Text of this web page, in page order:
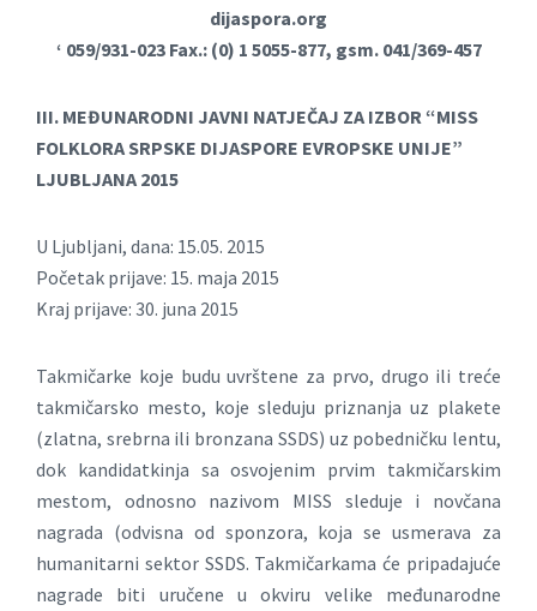
dijaspora.org
‘ 059/931-023 Fax.: (0) 1 5055-877, gsm. 041/369-457
III. MEĐUNARODNI JAVNI NATJEČAJ ZA IZBOR “MISS
FOLKLORA SRPSKE DIJASPORE EVROPSKE UNIJE”
LJUBLJANA 2015
U Ljubljani, dana: 15.05. 2015
Početak prijave: 15. maja 2015
Kraj prijave: 30. juna 2015
Takmičarke koje budu uvrštene za prvo, drugo ili treće
takmičarsko mesto, koje sleduju priznanja uz plakete
(zlatna, srebrna ili bronzana SSDS) uz pobedničku lentu,
dok kandidatkinja sa osvojenim prvim takmičarskim
mestom, odnosno nazivom MISS sleduje i novčana
nagrada (odvisna od sponzora, koja se usmerava za
humanitarni sektor SSDS. Takmičarkama će pripadajuće
nagrade biti uručene u okviru velike međunarodne